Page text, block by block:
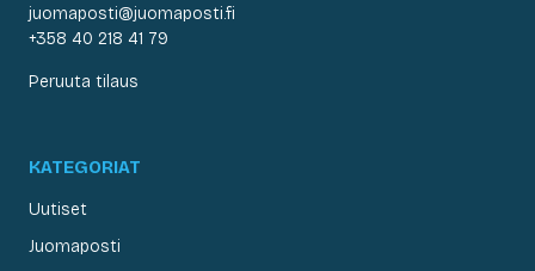
juomaposti@juomaposti.fi
+358 40 218 41 79
Peruuta tilaus
KATEGORIAT
Uutiset
Juomaposti